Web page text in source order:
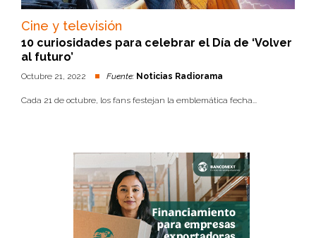
Cine y televisión
10 curiosidades para celebrar el Día de ‘Volver
al futuro’
Octubre 21, 2022 Fuente: Noticias Radiorama
Cada 21 de octubre, los fans festejan la emblemática fecha...